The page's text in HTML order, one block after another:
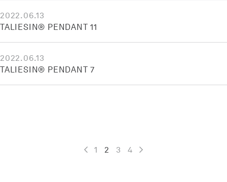
2022.06.13
TALIESIN® PENDANT 11
2022.06.13
TALIESIN® PENDANT 7
1 2 3 4